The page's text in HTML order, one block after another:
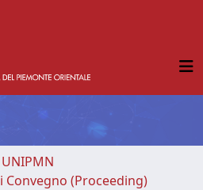
(Proceeding)